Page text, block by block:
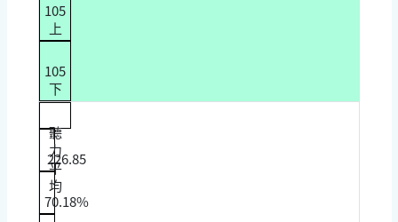
105
上
105
下
聽
力
平
均
226.85
70.18%